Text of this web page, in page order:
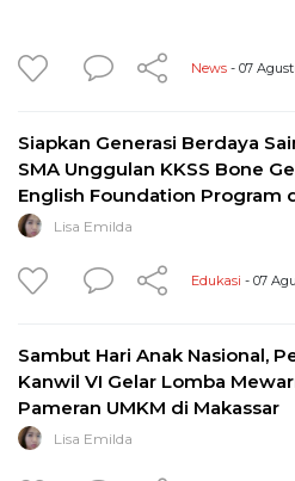
News - 07
Siapkan Generasi Berdaya
SMA Unggulan KKSS Bone
English Foundation Program
Lisa Emilda
Edukasi - 07
Sambut Hari Anak Nasional,
Kanwil VI Gelar Lomba
Pameran UMKM di Makassar
Lisa Emilda